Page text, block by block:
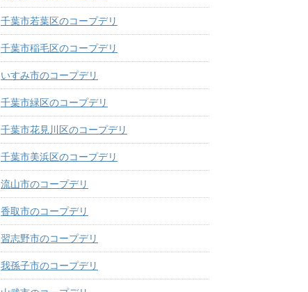
千葉市若葉区のコープデリ
千葉市稲毛区のコープデリ
いすみ市のコープデリ
千葉市緑区のコープデリ
千葉市花見川区のコープデリ
千葉市美浜区のコープデリ
流山市のコープデリ
香取市のコープデリ
習志野市のコープデリ
我孫子市のコープデリ